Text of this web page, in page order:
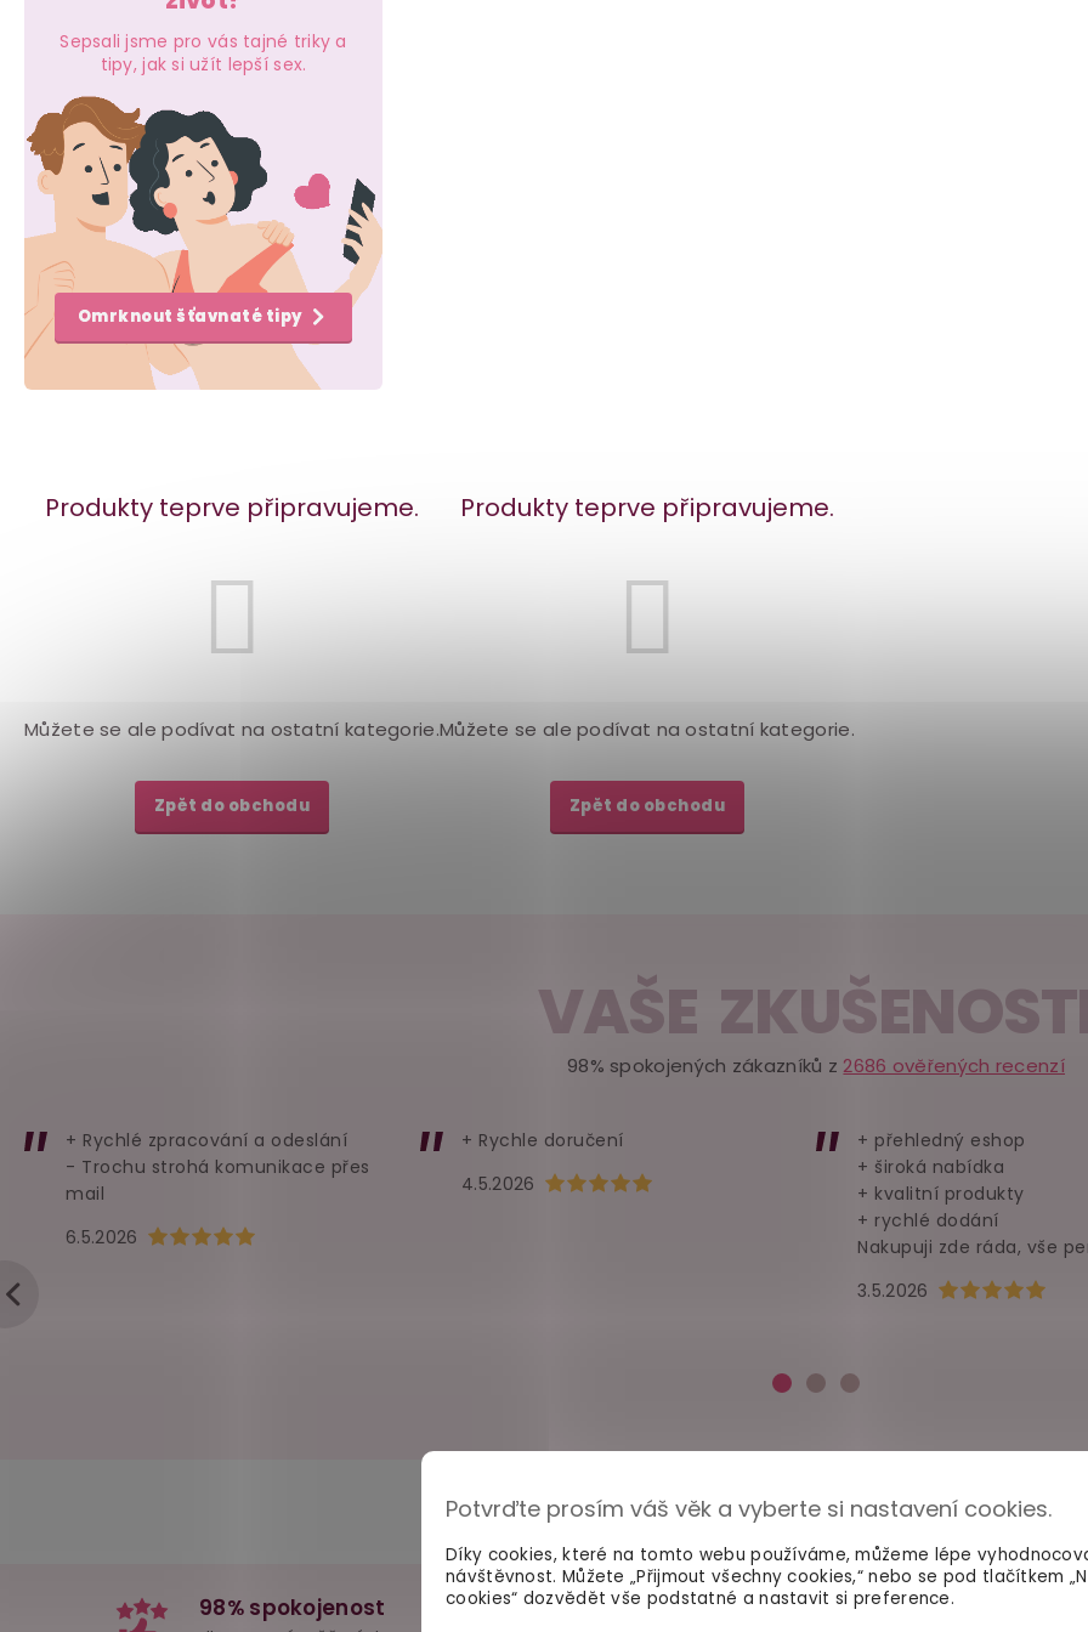
Potvrďte prosím váš věk a vyberte si nastavení cookies.
Díky cookies, které na tomto webu používáme, můžeme lépe
návštěvnost. Můžete „Přijmout všechny cookies,“ nebo se pod tlačítkem
cookies“ dozvědět vše podstatné a nastavit si preference.
Sepsali jsme pro vás tajné triky a
tipy, jak si užít lepší sex.
Omrknout šťavnaté tipy
Produkty teprve připravujeme.
Můžete se ale podívat na ostatní kategorie.
Zpět do obchodu
Produkty teprve připravujeme.
Můžete se ale podívat na ostatní kategorie.
Zpět do obchodu
VAŠE
98% spokojených zákazníků z 2686 ověřených recenzí
Hodnocení obchodu je 5 z 5 hvězdiček.
6.5.2026
+ Rychlé zpracování a odeslání
- Trochu strohá komunikace přes
mail
Hodnocení obchodu je 5 z 5 hvězdiček.
4.5.2026
+ Rychle doručení
Hodnocení
3.5.2026
+ přehledný eshop
+ široká nabídka
+ kvalitní produkty
+ rychlé dodání
Nakupuji zde ráda, vše
98% spokojenost 100% diskrétní balení Dodání do 2. dne